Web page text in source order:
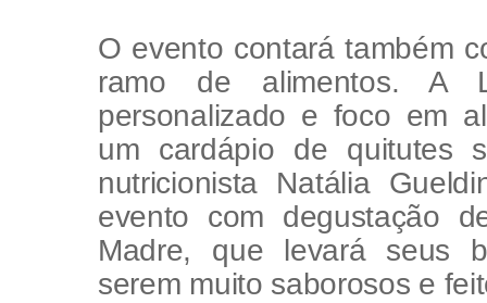
O evento contará também
ramo de alimentos. A
personalizado e foco em
um cardápio de quitutes
nutricionista Natália
evento com degustação
Madre, que levará seus
serem muito saborosos e